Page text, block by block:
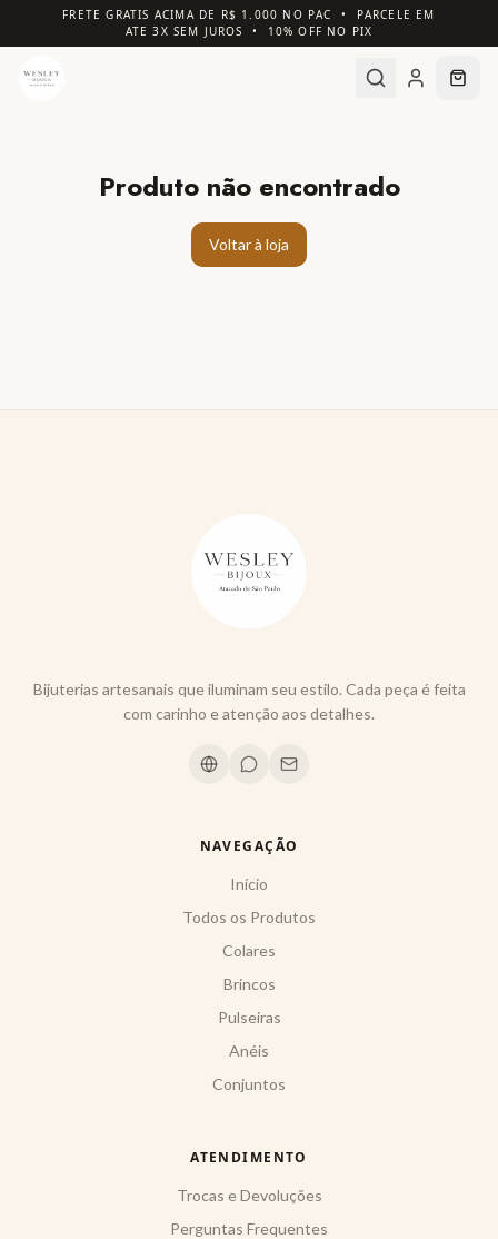
FRETE GRATIS ACIMA DE R$ 1.000 NO PAC • PARCELE EM
ATE 3X SEM JUROS • 10% OFF NO PIX
Produto não encontrado
Voltar à loja
Bijuterias artesanais que iluminam seu estilo. Cada peça é feita
com carinho e atenção aos detalhes.
NAVEGAÇÃO
Início
Todos os Produtos
Colares
Brincos
Pulseiras
Anéis
Conjuntos
ATENDIMENTO
Trocas e Devoluções
Perguntas Frequentes